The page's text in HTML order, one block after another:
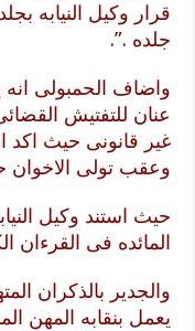
جلده .”.
واضاف الحمبولى انه
عنان للتفتيش
غير قانونى حيث اكد
وعقب تولى
المائده فى القرءان
والجدير بالذكران
يعمل بنقابه المهن